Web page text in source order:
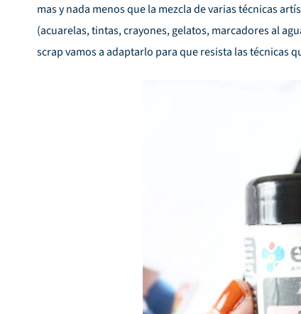
mas y nada menos que la mezcla de varias técnicas
(acuarelas, tintas, crayones, gelatos, marcadores al
scrap vamos a adaptarlo para que resista las técnicas